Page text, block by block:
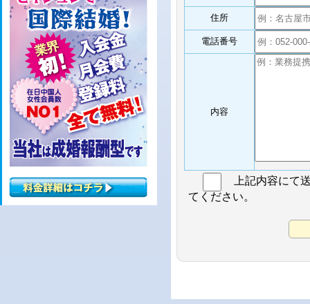
住所
電話番号
内容
上記内容にて
てください。